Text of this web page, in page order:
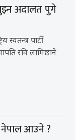
बुझ्न अदालत पुगे
स्वतन्त्र पार्टी
रवि लामिछाने
नेपाल आउने ?